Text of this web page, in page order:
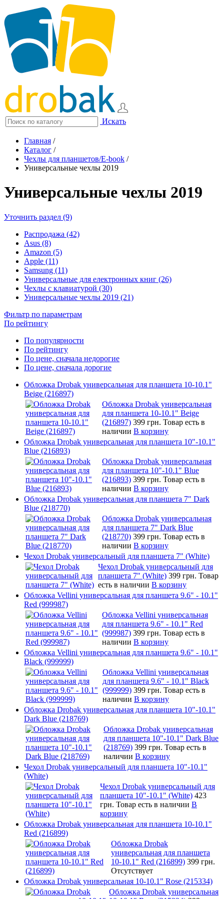
Искать
Главная /
Каталог /
Чехлы для планшетов/E-book /
Универсальные чехлы 2019
Универсальные чехлы 2019
Уточнить раздел (9)
Распродажа (42)
Asus (8)
Amazon (5)
Apple (11)
Samsung (11)
Универсальные для електронных книг (26)
Чехлы с клавиатурой (30)
Универсальные чехлы 2019 (21)
Фильтр по параметрам
По рейтингу
По популярности
По рейтингу
По цене, сначала недорогие
По цене, сначала дорогие
Обложка Drobak универсальная для планшета 10-10.1"
Beige (216897)
Обложка Drobak универсальная
для планшета 10-10.1" Beige
(216897) 399 грн. Товар есть в
наличии В корзину
Обложка Drobak универсальная для планшета 10"-10.1"
Blue (216893)
Обложка Drobak универсальная
для планшета 10"-10.1" Blue
(216893) 399 грн. Товар есть в
наличии В корзину
Обложка Drobak универсальная для планшета 7" Dark
Blue (218770)
Обложка Drobak универсальная
для планшета 7" Dark Blue
(218770) 399 грн. Товар есть в
наличии В корзину
Чехол Drobak универсальный для планшета 7" (White)
Чехол Drobak универсальный для
планшета 7" (White) 399 грн. Товар
есть в наличии В корзину
Обложка Vellini универсальная для планшета 9.6" - 10.1"
Red (999987)
Обложка Vellini универсальная
для планшета 9.6" - 10.1" Red
(999987) 399 грн. Товар есть в
наличии В корзину
Обложка Vellini универсальная для планшета 9.6" - 10.1"
Black (999999)
Обложка Vellini универсальная
для планшета 9.6" - 10.1" Black
(999999) 399 грн. Товар есть в
наличии В корзину
Обложка Drobak универсальная для планшета 10"-10.1"
Dark Blue (218769)
Обложка Drobak универсальная
для планшета 10"-10.1" Dark Blue
(218769) 399 грн. Товар есть в
наличии В корзину
Чехол Drobak универсальный для планшета 10"-10.1"
(White)
Чехол Drobak универсальный для
планшета 10"-10.1" (White) 423
грн. Товар есть в наличии В
корзину
Обложка Drobak универсальная для планшета 10-10.1"
Red (216899)
Обложка Drobak
универсальная для планшета
10-10.1" Red (216899) 399 грн.
Отсутствует
Обложка Drobak универсальная 10-10.1" Rose (215334)
Обложка Drobak универсальная